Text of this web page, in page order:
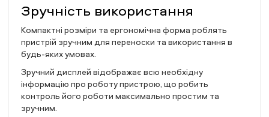
Зручність використання
Компактні розміри та ергономічна форма роблять
пристрій зручним для переноски та використання в
будь-яких умовах.
Зручний дисплей відображає всю необхідну
інформацію про роботу пристрою, що робить
контроль його роботи максимально простим та
зручним.